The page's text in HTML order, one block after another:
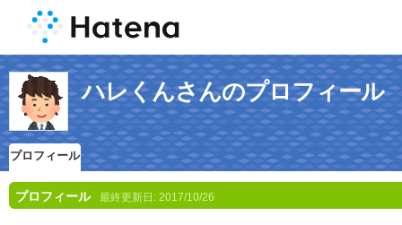
ハレくんさんのプロフィール
プロフィール
プロフィール 最終更新日: 2017/10/26